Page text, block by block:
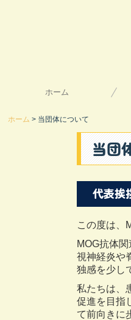
ホーム
お知らせ
ホーム 当団体について
当団
代表挨
この度は、
MOG抗体
視神経炎や
独感を少し
私たちは、
促進を目指
て前向きに